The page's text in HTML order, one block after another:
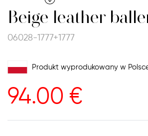
Beige leather
06028-1777+1777
Produkt wyprodukowany w
94.00 €